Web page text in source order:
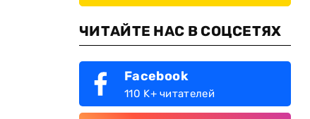
ЧИТАЙТЕ НАС В СОЦСЕТЯХ
Facebook
110 K+ читателей